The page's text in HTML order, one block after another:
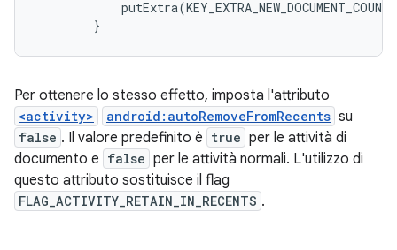
putExtra(
}
Per ottenere lo stesso effetto, imposta l'attributo
<activity> android:autoRemoveFromRecents su
false . Il valore predefinito è true per le attività di
documento e false per le attività normali. L'utilizzo di
questo attributo sostituisce il flag
FLAG_ACTIVITY_RETAIN_IN_RECENTS .